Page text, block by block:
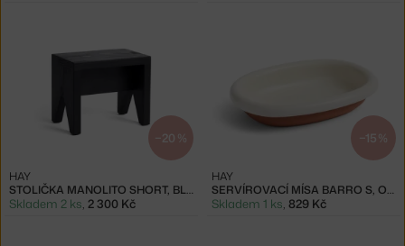
−20 %
STOLIČKA MANOLITO SHORT, BLACK
HAY
Skladem 2 ks, 2 300 Kč
−15 %
SERVÍROVACÍ MÍSA BARRO S, OFF-WHITE
HAY
Skladem 1 ks, 829 Kč